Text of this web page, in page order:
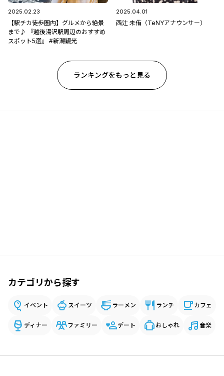
2025.02.23
【駅チカ徒歩圏内】グルメから絶景
まで♪ 『越後湯沢駅周辺のおすすめ
スポット5選』 #新潟観光
2025.04.01
西辻 未侑（TeNYアナウンサー）
ランキングをもっと見る
カテゴリから探す
イベント スイーツ ラーメン ランチ カフェ
ディナー ファミリー デート おしゃれ 音楽